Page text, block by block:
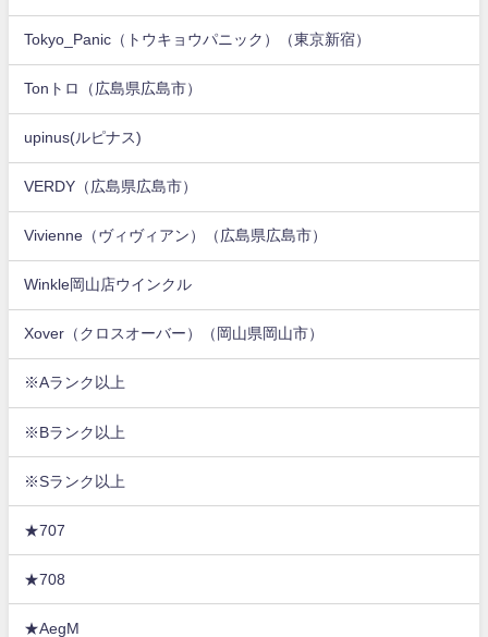
Tokyo_Panic（トウキョウパニック）（東京新宿）
Tonトロ（広島県広島市）
upinus(ルピナス)
VERDY（広島県広島市）
Vivienne（ヴィヴィアン）（広島県広島市）
Winkle岡山店ウインクル
Xover（クロスオーバー）（岡山県岡山市）
※Aランク以上
※Bランク以上
※Sランク以上
★707
★708
★AegM